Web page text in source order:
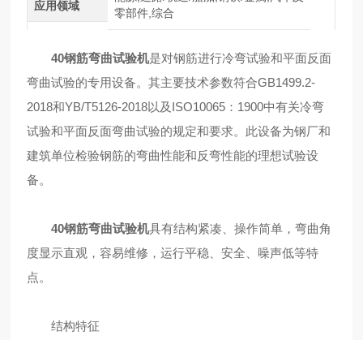
应用领域
零部件,综合
40钢筋弯曲试验机是对钢筋进行冷弯试验和平面反面
弯曲试验的专用设备。其主要技术参数符合GB1499.2-
2018和YB/T5126-2018以及ISO10065：1900中有关冷弯
试验和平面反面弯曲试验的规定和要求。此设备为钢厂和
建筑单位检验钢筋的弯曲性能和反弯性能的理想试验设
备。
40钢筋弯曲试验机具有结构紧凑、操作简单，弯曲角
度显示直观，容易维修，运行平稳、安全、噪声低等特
点。
结构特征